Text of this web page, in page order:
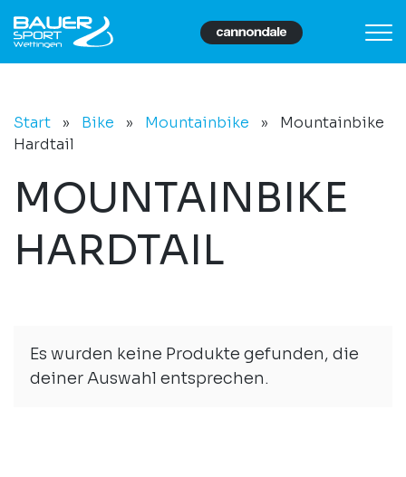
Start » Bike » Mountainbike »
Mountainbike
Hardtail
MOUNTAINBIKE
HARDTAIL
Es wurden keine Produkte gefunden, die
deiner Auswahl entsprechen.